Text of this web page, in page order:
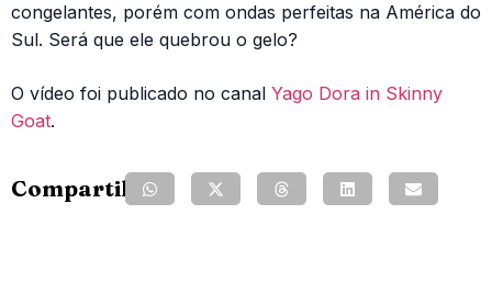
congelantes, porém com ondas perfeitas na América do
Sul. Será que ele quebrou o gelo?
O vídeo foi publicado no canal Yago Dora in Skinny
Goat.
Compartilhe: